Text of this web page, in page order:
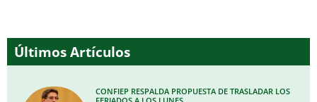
Últimos Artículos
CONFIEP RESPALDA PROPUESTA DE TRASLADAR LOS